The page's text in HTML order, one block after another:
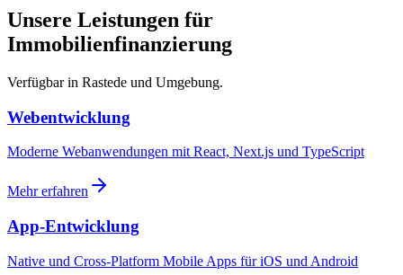
Unsere Leistungen für
Immobilienfinanzierung
Verfügbar in Rastede und Umgebung.
Webentwicklung
Moderne Webanwendungen mit React, Next.js und TypeScript
Mehr erfahren
App-Entwicklung
Native und Cross-Platform Mobile Apps für iOS und Android